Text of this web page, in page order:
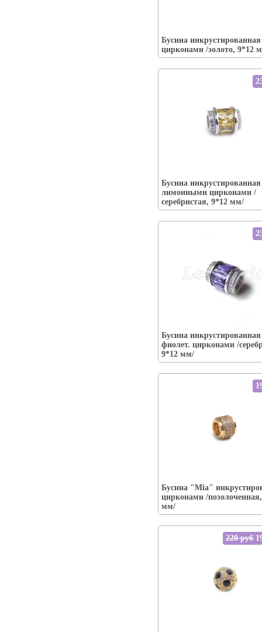
Бусина инкрустированная
цирконами /золото, 9*12
В корзину
Бусина инкрустированная
лимонными цирконами /
серебристая, 9*12 мм/
Наличие:есть-----
В корзину
Бусина инкрустированная
фиолет. цирконами /
9*12 мм/
Наличие:есть-----
В корзину
Бусина "Mia"
цирконами /
мм/
Наличие:есть
В корзину
220 руб